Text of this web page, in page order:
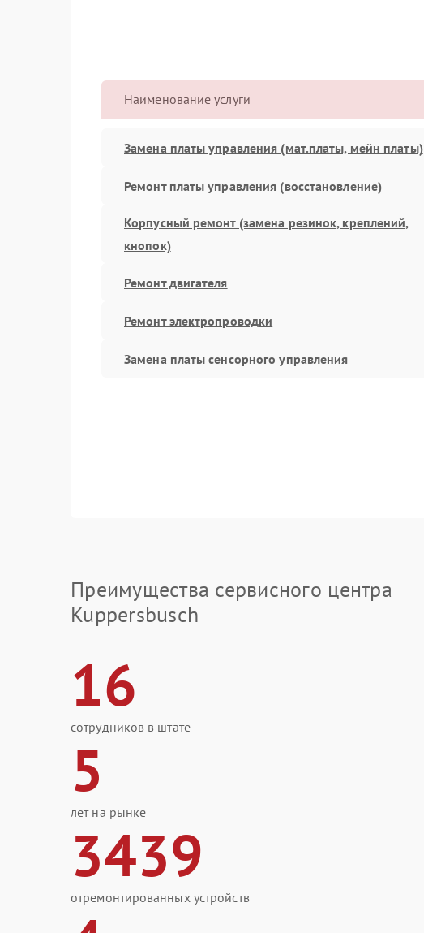
Наименование услуги
Замена платы управления (мат.платы, мейн платы)
Ремонт платы управления (восстановление)
Корпусный ремонт (замена резинок, креплений,
кнопок)
Ремонт двигателя
Ремонт электропроводки
Замена платы сенсорного управления
Преимущества сервисного центра
Kuppersbusch
16
сотрудников в штате
5
лет на рынке
3439
отремонтированных устройств